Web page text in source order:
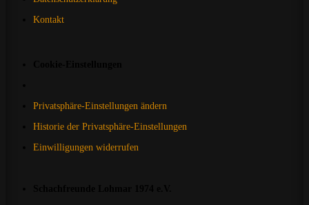
Kontakt
Privatsphäre-Einstellungen ändern
Historie der Privatsphäre-Einstellungen
Einwilligungen widerrufen